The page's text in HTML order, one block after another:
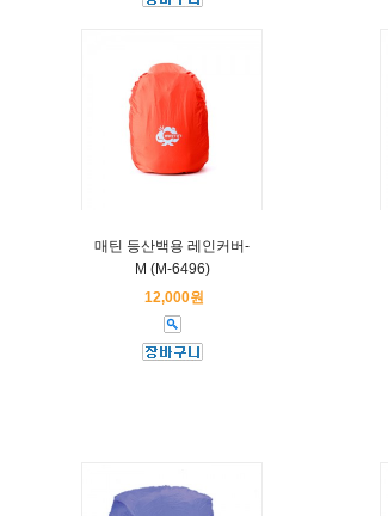
매틴 등산백용 레인커버-
M (M-6496)
12,000원